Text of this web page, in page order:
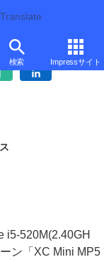
Translate
検索 Impressサイト
アボーン
i5-520M(2.40GH
ン「XC Mini MP5